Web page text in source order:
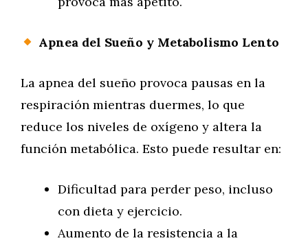
Apnea del Sueño y Metabolismo Lento
La apnea del sueño provoca pausas en la
respiración mientras duermes, lo que
reduce los niveles de oxígeno y altera la
función metabólica. Esto puede resultar en:
Dificultad para perder peso, incluso
con dieta y ejercicio.
Aumento de la resistencia a la